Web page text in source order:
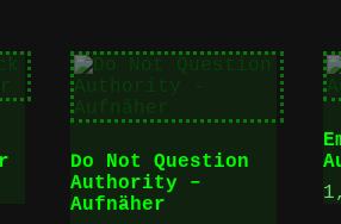
auf.
Die
Optionen
können
der
Do Not Question
Authority –
Aufnäher